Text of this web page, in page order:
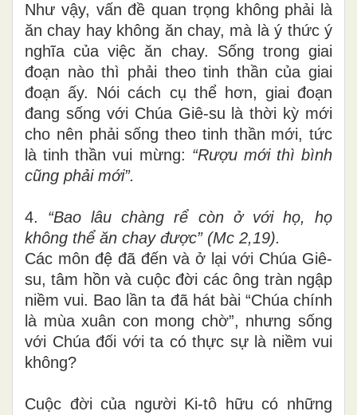
Như vậy, vấn đề quan trọng không phải là
ăn chay hay không ăn chay, mà là ý thức ý
nghĩa của việc ăn chay. Sống trong giai
đoạn nào thì phải theo tinh thần của giai
đoạn ấy. Nói cách cụ thể hơn, giai đoạn
đang sống với Chúa Giê-su là thời kỳ mới
cho nên phải sống theo tinh thần mới, tức
là tinh thần vui mừng: “Rượu mới thì bình
cũng phải mới”.
4. “Bao lâu chàng rể còn ở với họ, họ
không thể ăn chay được” (Mc 2,19).
Các môn đệ đã đến và ở lại với Chúa Giê-
su, tâm hồn và cuộc đời các ông tràn ngập
niềm vui. Bao lần ta đã hát bài “Chúa chính
là mùa xuân con mong chờ”, nhưng sống
với Chúa đối với ta có thực sự là niềm vui
không?
Cuộc đời của người Ki-tô hữu có những